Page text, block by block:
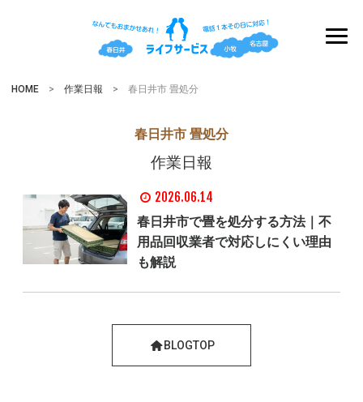
HOME > 作業日報 > 春日井市 畳処分
春日井市 畳処分
作業日報
2026.06.14
春日井市で畳を処分する方法｜不
用品回収業者で対応しにくい理由
も解説
BLOGTOP